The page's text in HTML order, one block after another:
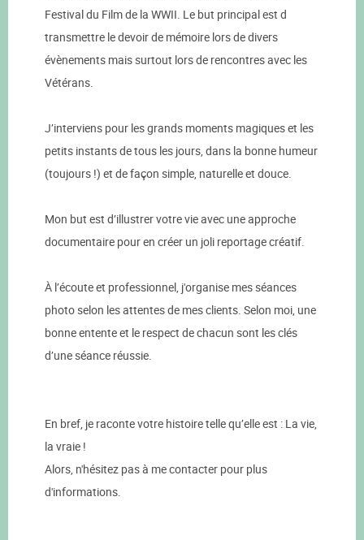
Festival du Film de la WWII. Le but principal est d
transmettre le devoir de mémoire lors de divers
évènements mais surtout lors de rencontres avec les
Vétérans.
​J’interviens pour les grands moments magiques et les
petits instants de tous les jours, dans la bonne humeur
(toujours !) et de façon simple, naturelle et douce.
​Mon but est d’illustrer votre vie avec une approche
documentaire pour en créer un joli reportage créatif.
À l’écoute et professionnel, j'organise mes séances
photo selon les attentes de mes clients. Selon moi, une
bonne entente et le respect de chacun sont les clés
d’une séance réussie.
En bref, je raconte votre histoire telle qu’elle est : La vie,
la vraie !
Alors, n'hésitez pas à me contacter pour plus
d'informations.